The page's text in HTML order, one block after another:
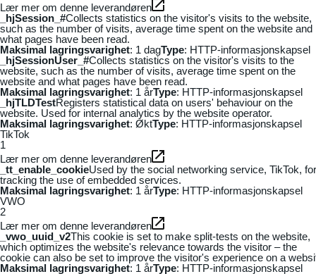
Lær mer om denne leverandøren
_hjSession_#Collects statistics on the visitor's visits to the website,
such as the number of visits, average time spent on the website and
what pages have been read.
Maksimal lagringsvarighet: 1 dagType: HTTP-informasjonskapsel
_hjSessionUser_#Collects statistics on the visitor's visits to the
website, such as the number of visits, average time spent on the
website and what pages have been read.
Maksimal lagringsvarighet: 1 årType: HTTP-informasjonskapsel
_hjTLDTestRegisters statistical data on users' behaviour on the
website. Used for internal analytics by the website operator.
Maksimal lagringsvarighet: ØktType: HTTP-informasjonskapsel
TikTok
1
Lær mer om denne leverandøren
_tt_enable_cookieUsed by the social networking service, TikTok, for
tracking the use of embedded services.
Maksimal lagringsvarighet: 1 årType: HTTP-informasjonskapsel
VWO
2
Lær mer om denne leverandøren
_vwo_uuid_v2This cookie is set to make split-tests on the website,
which optimizes the website's relevance towards the visitor – the
cookie can also be set to improve the visitor's experience on a
Maksimal lagringsvarighet: 1 årType: HTTP-informasjonskapsel